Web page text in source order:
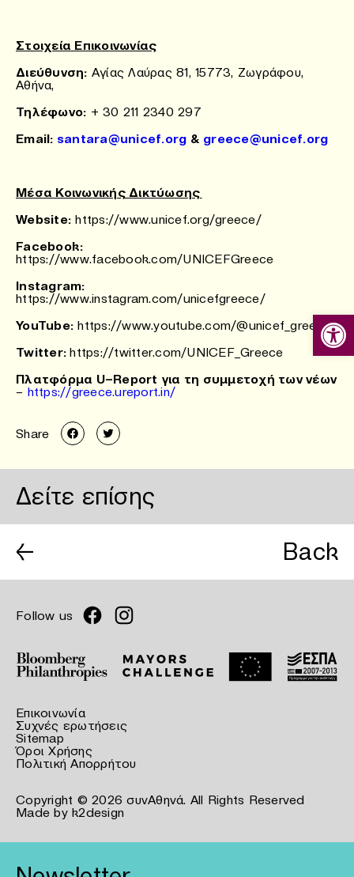
Στοιχεία Επικοινωνίας
Διεύθυνση: Αγίας Λαύρας 81, 15773, Ζωγράφου,
Αθήνα,
Τηλέφωνο: + 30 211 2340 297
Email: santara@unicef.org & greece@unicef.org
Μέσα Κοινωνικής Δικτύωσης
Website: https://www.unicef.org/greece/
Facebook:
https://www.facebook.com/UNICEFGreece
Instagram:
https://www.instagram.com/unicefgreece/
YouTube: https://www.youtube.com/@unicef_greece
Twitter:https://twitter.com/UNICEF_Greece
Πλατφόρμα U–Report για τη συμμετοχή των νέων
– https://greece.ureport.in/
Share
Δείτε επίσης
←
Back
Follow us
Επικοινωνία
Συχνές ερωτήσεις
Sitemap
Όροι Χρήσης
Πολιτική Απορρήτου
Copyright © 2026 συνΑθηνά. All Rights Reserved
Made by k2design